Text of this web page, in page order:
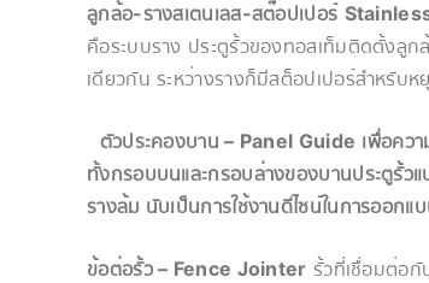
ลูกล้อ-รางสเตนเลส-สต๊อปเปอร์
คือระบบราง ประตูรั้วของทอสเท็มติดตั้งลูก
เดียวกัน ระหว่างรางก็มีสต็อปเปอร์สำหรับ
ตัวประคองบาน – Panel Guide เพื่อคว
ทั้งกรอบบนและกรอบล่างของบานประตูรั้ว
รางล้ม นับเป็นการใช้งานดีไซน์ในการออก
ข้อต่อรั้ว – Fence Jointer รั้วที่เชื่อมต่อกั